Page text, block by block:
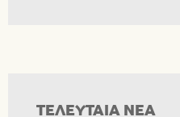
ΤΕΛΕΥΤΑΙΑ ΝΕΑ